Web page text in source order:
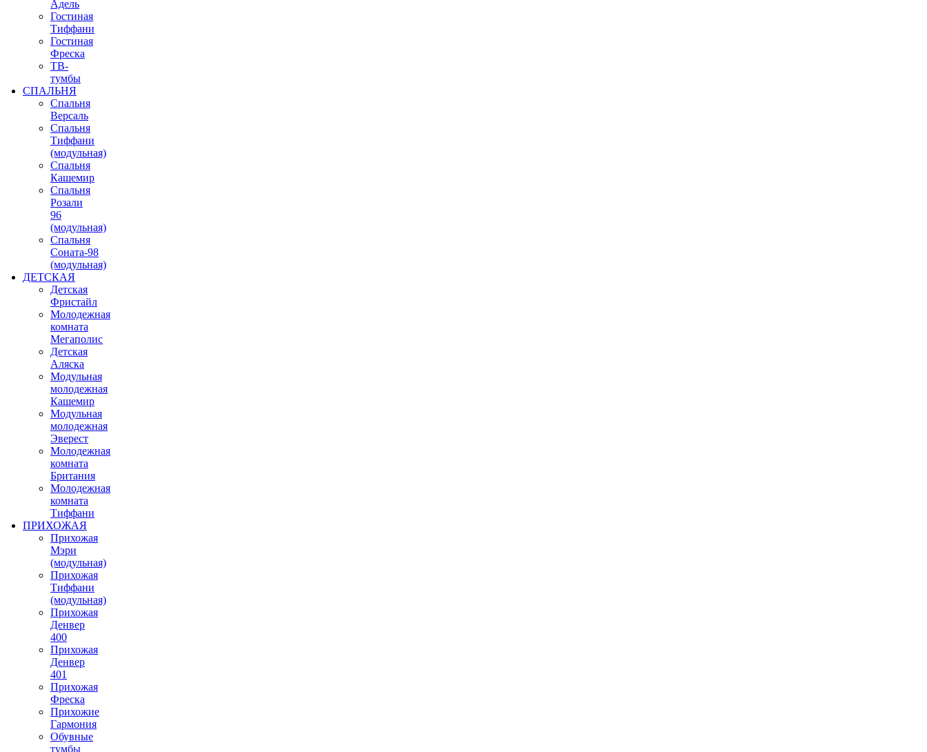
Адель
Гостиная
Тиффани
Гостиная
Фреска
ТВ-
тумбы
СПАЛЬНЯ
Спальня
Версаль
Спальня
Тиффани
(модульная)
Спальня
Кашемир
Спальня
Розали
96
(модульная)
Спальня
Соната-98
(модульная)
ДЕТСКАЯ
Детская
Фристайл
Молодежная
комната
Мегаполис
Детская
Аляска
Модульная
молодежная
Кашемир
Модульная
молодежная
Эверест
Молодежная
комната
Британия
Молодежная
комната
Тиффани
ПРИХОЖАЯ
Прихожая
Мэри
(модульная)
Прихожая
Тиффани
(модульная)
Прихожая
Денвер
400
Прихожая
Денвер
401
Прихожая
Фреска
Прихожие
Гармония
Обувные
тумбы